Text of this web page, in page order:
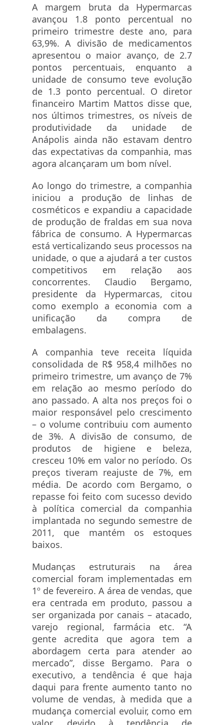
A margem bruta da Hypermarcas
avançou 1.8 ponto percentual no
primeiro trimestre deste ano, para
63,9%. A divisão de medicamentos
apresentou o maior avanço, de 2.7
pontos percentuais, enquanto a
unidade de consumo teve evolução
de 1.3 ponto percentual. O diretor
financeiro Martim Mattos disse que,
nos últimos trimestres, os níveis de
produtividade da unidade de
Anápolis ainda não estavam dentro
das expectativas da companhia, mas
agora alcançaram um bom nível.
Ao longo do trimestre, a companhia
iniciou a produção de linhas de
cosméticos e expandiu a capacidade
de produção de fraldas em sua nova
fábrica de consumo. A Hypermarcas
está verticalizando seus processos na
unidade, o que a ajudará a ter custos
competitivos em relação aos
concorrentes. Claudio Bergamo,
presidente da Hypermarcas, citou
como exemplo a economia com a
unificação da compra de
embalagens.
A companhia teve receita líquida
consolidada de R$ 958,4 milhões no
primeiro trimestre, um avanço de 7%
em relação ao mesmo período do
ano passado. A alta nos preços foi o
maior responsável pelo crescimento
– o volume contribuiu com aumento
de 3%. A divisão de consumo, de
produtos de higiene e beleza,
cresceu 10% em valor no período. Os
preços tiveram reajuste de 7%, em
média. De acordo com Bergamo, o
repasse foi feito com sucesso devido
à política comercial da companhia
implantada no segundo semestre de
2011, que mantém os estoques
baixos.
Mudanças estruturais na área
comercial foram implementadas em
1º de fevereiro. A área de vendas, que
era centrada em produto, passou a
ser organizada por canais – atacado,
varejo regional, farmácia etc. “A
gente acredita que agora tem a
abordagem certa para atender ao
mercado”, disse Bergamo. Para o
executivo, a tendência é que haja
daqui para frente aumento tanto no
volume de vendas, à medida que a
mudança comercial evoluir, como em